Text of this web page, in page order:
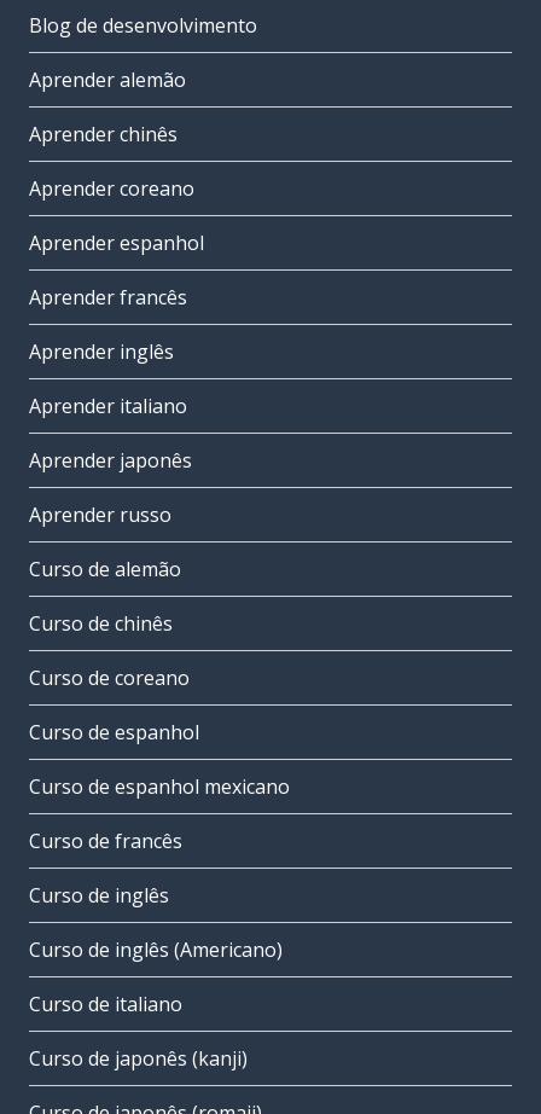
Blog de desenvolvimento
Aprender alemão
Aprender chinês
Aprender coreano
Aprender espanhol
Aprender francês
Aprender inglês
Aprender italiano
Aprender japonês
Aprender russo
Curso de alemão
Curso de chinês
Curso de coreano
Curso de espanhol
Curso de espanhol mexicano
Curso de francês
Curso de inglês
Curso de inglês (Americano)
Curso de italiano
Curso de japonês (kanji)